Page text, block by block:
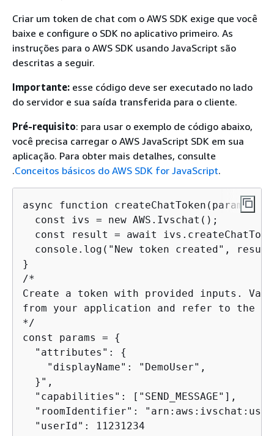
Criar um token de chat com o AWS SDK exige que você
baixe e configure o SDK no aplicativo primeiro. As
instruções para o AWS SDK usando JavaScript são
descritas a seguir.
Importante: esse código deve ser executado no lado
do servidor e sua saída transferida para o cliente.
Pré-requisito: para usar o exemplo de código abaixo,
você precisa carregar o AWS JavaScript SDK em sua
aplicação. Para obter mais detalhes, consulte
.Conceitos básicos do AWS SDK for JavaScript.
async function createChatToken(params)
  const ivs = new AWS.Ivschat();
const result = await
console.log("New token created",
}
/*
Create a token with provided inputs.
from your application and refer to the
*/
const params = {
  "attributes":
{
    "displayName": "DemoUser",
  }",
  "capabilities": ["SEND_MESSAGE"],
"roomIdentifier":
  "userId": 11231234